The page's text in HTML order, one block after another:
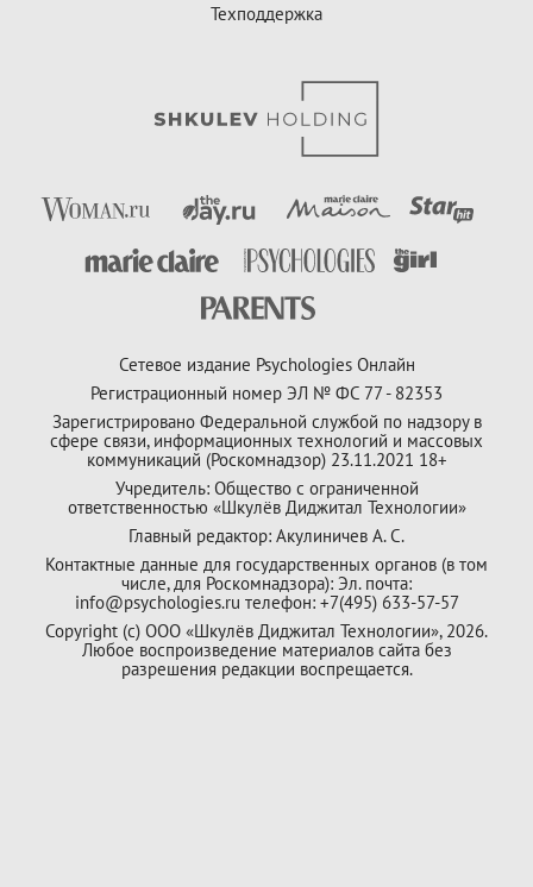
Техподдержка
Сетевое издание Psychologies Онлайн
Регистрационный номер ЭЛ № ФС 77 - 82353
Зарегистрировано Федеральной службой по надзору в
сфере связи, информационных технологий и массовых
коммуникаций (Роскомнадзор) 23.11.2021 18+
Учредитель: Общество с ограниченной
ответственностью «Шкулёв Диджитал Технологии»
Главный редактор: Акулиничев А. С.
Контактные данные для государственных органов (в том
числе, для Роскомнадзора): Эл. почта:
info@psychologies.ru телефон: +7(495) 633-57-57
Copyright (с) ООО «Шкулёв Диджитал Технологии», 2026.
Любое воспроизведение материалов сайта без
разрешения редакции воспрещается.